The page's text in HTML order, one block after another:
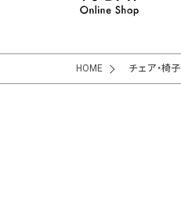
HOME チェア・椅子